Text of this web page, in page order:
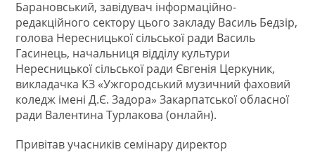
Барановський, завідувач інформаційно-
редакційного сектору цього закладу Василь Бедзір,
голова Нересницької сільської ради Василь
Гасинець, начальниця відділу культури
Нересницької сільської ради Євгенія Церкуник,
викладачка КЗ «Ужгородський музичний фаховий
коледж імені Д.Є. Задора» Закарпатської обласної
ради Валентина Турлакова (онлайн).
Привітав учасників семінару директор